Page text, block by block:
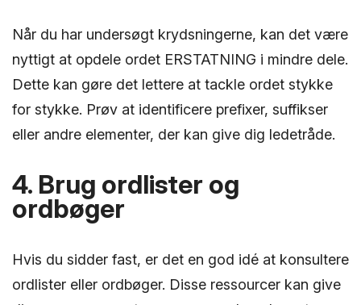
Når du har undersøgt krydsningerne, kan det være
nyttigt at opdele ordet ERSTATNING i mindre dele.
Dette kan gøre det lettere at tackle ordet stykke
for stykke. Prøv at identificere prefixer, suffikser
eller andre elementer, der kan give dig ledetråde.
4. Brug ordlister og
ordbøger
Hvis du sidder fast, er det en god idé at konsultere
ordlister eller ordbøger. Disse ressourcer kan give